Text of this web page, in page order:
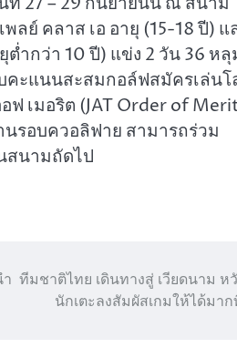
ย์ คลาส เอ อายุ (15-18 ปี) แ
ต่ำกว่า 10 ปี) แข่ง 2 วัน 36 หลุ
คะแนนสะสมกอล์ฟสมัครเล่นโ
ฟ เมอริต (JAT Order of
รอบควอลิฟาย สามารถร่วม
สนามถัดไป
ทีมชาติไทย เดินทางสู่ เวียดนาม ห
นักเตะลงสัมผัสเกมให้ได้มา